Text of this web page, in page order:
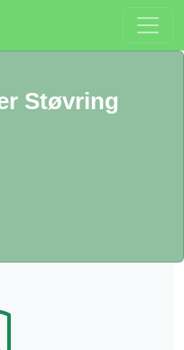
Støvring